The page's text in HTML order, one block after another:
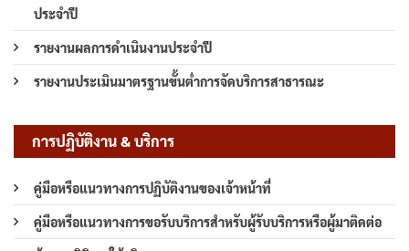
ประจำปี
รายงานผลการดำเนินงานประจำปี
รายงานประเมินมาตรฐานขั้นต่ำการจัดบริการสาธารณะ
การปฏิบัติงาน & บริการ
คู่มือหรือแนวทางการปฏิบัติงานของเจ้าหน้าที่
คู่มือหรือแนวทางการขอรับบริการสำหรับผู้รับบริการหรือผู้มาติดต่อ